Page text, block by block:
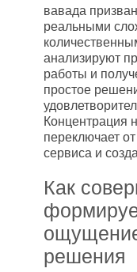
вавада
реальными
анализируют
работы и
простое
Концентрация
переключает
сервиса и
Как
решения